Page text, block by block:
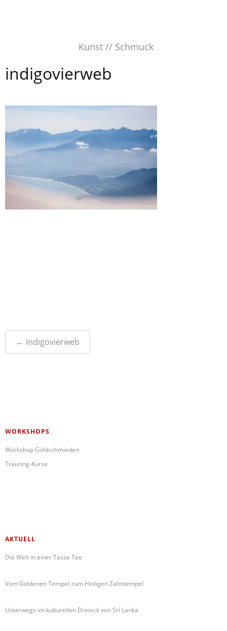
Kunst // Schmuck
indigovierweb
Post
navigation
← indigovierweb
WORKSHOPS
Workshop Goldschmieden
Trauring-Kurse
AKTUELL
Die Welt in einer Tasse Tee
Vom Goldenen Tempel zum Heiligen Zahntempel
Unterwegs im kulturellen Dreieck von Sri Lanka